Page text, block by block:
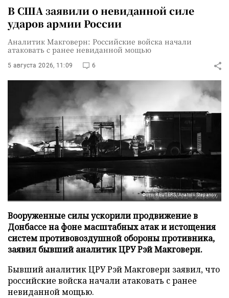
В США заявили о невиданной силе
ударов армии России
Аналитик Макговерн: Российские войска начали
атаковать с ранее невиданной мощью
5 августа 2026, 11:09 6
Фото: REUTERS/Anatolii Stepanov
Вооруженные силы ускорили продвижение в
Донбассе на фоне масштабных атак и истощения
систем противовоздушной обороны противника,
заявил бывший аналитик ЦРУ Рэй Макговерн.
Бывший аналитик ЦРУ Рэй Макговерн заявил, что
российские войска начали атаковать с ранее
невиданной мощью.